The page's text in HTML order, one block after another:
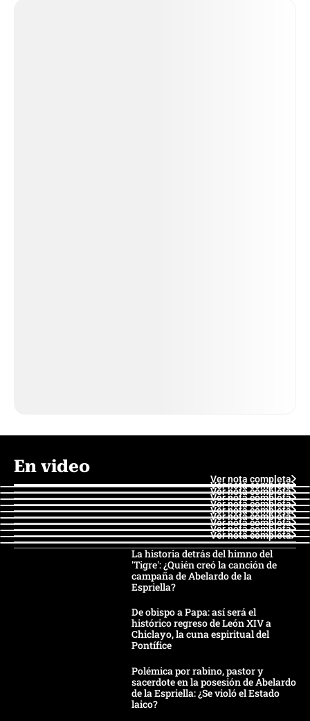
En video
Ver nota completa
Ver nota completa
Ver nota completa
Ver nota completa
Ver nota completa
Ver nota completa
Ver nota completa
Ver nota completa
Ver nota completa
Ver nota completa
La historia detrás del himno del
'Tigre': ¿Quién creó la canción de
campaña de Abelardo de la
Espriella?
De obispo a Papa: así será el
histórico regreso de León XIV a
Chiclayo, la cuna espiritual del
Pontífice
Polémica por rabino, pastor y
sacerdote en la posesión de Abelardo
de la Espriella: ¿Se violó el Estado
laico?